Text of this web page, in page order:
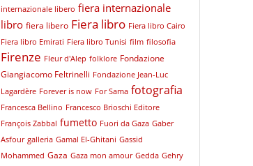
internazionale libero fiera internazionale
libro fiera libero Fiera libro Fiera libro Cairo
Fiera libro Emirati Fiera libro Tunisi film filosofia
Firenze Fleur d'Alep folklore Fondazione
Giangiacomo Feltrinelli Fondazione Jean-Luc
Lagardère Forever is now For Sama fotografia
Francesca Bellino Francesco Brioschi Editore
François Zabbal fumetto Fuori da Gaza Gaber
Asfour galleria Gamal El-Ghitani Gassid
Mohammed Gaza Gaza mon amour Gedda Gehry